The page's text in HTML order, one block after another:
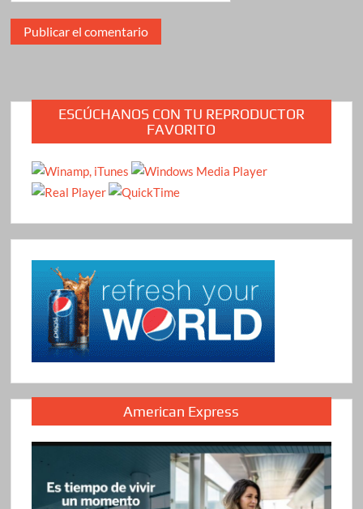
ESCÚCHANOS CON TU REPRODUCTOR
FAVORITO
American Express